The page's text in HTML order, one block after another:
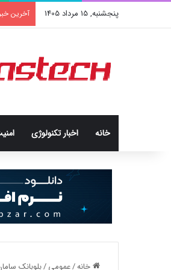
پنجشنبه, 15 مرداد 1405 آخرین
خانه اخبار تکنولوژی
خانه/عمومی/بلوبانک